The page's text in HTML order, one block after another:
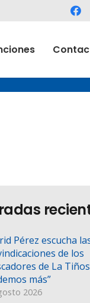
Pérez escucha
de los
de La
más”
2026